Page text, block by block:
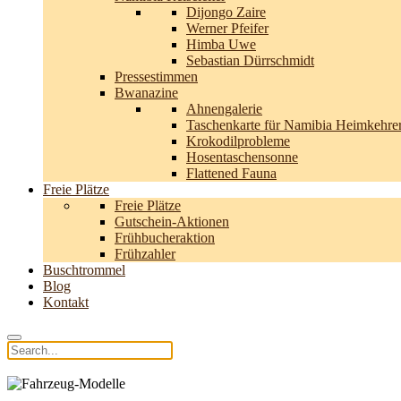
Dijongo Zaire
Werner Pfeifer
Himba Uwe
Sebastian Dürrschmidt
Pressestimmen
Bwanazine
Ahnengalerie
Taschenkarte für Namibia
Krokodilprobleme
Hosentaschensonne
Flattened Fauna
Freie Plätze
Freie Plätze
Gutschein-Aktionen
Frühbucheraktion
Frühzahler
Buschtrommel
Blog
Kontakt